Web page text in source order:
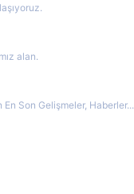
alan.
Son Gelişmeler, Haberler...